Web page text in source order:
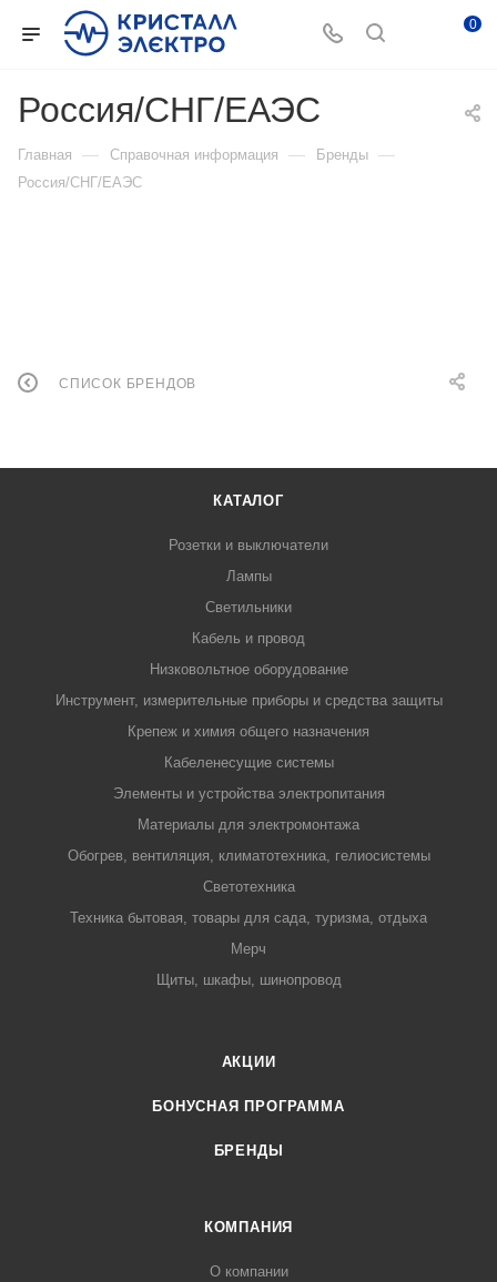
0
Россия/СНГ/ЕАЭС
Главная — Справочная информация — Бренды —
Россия/СНГ/ЕАЭС
СПИСОК БРЕНДОВ
КАТАЛОГ
Розетки и выключатели
Лампы
Светильники
Кабель и провод
Низковольтное оборудование
Инструмент, измерительные приборы и средства защиты
Крепеж и химия общего назначения
Кабеленесущие системы
Элементы и устройства электропитания
Материалы для электромонтажа
Обогрев, вентиляция, климатотехника, гелиосистемы
Светотехника
Техника бытовая, товары для сада, туризма, отдыха
Мерч
Щиты, шкафы, шинопровод
АКЦИИ
БОНУСНАЯ ПРОГРАММА
БРЕНДЫ
КОМПАНИЯ
О компании